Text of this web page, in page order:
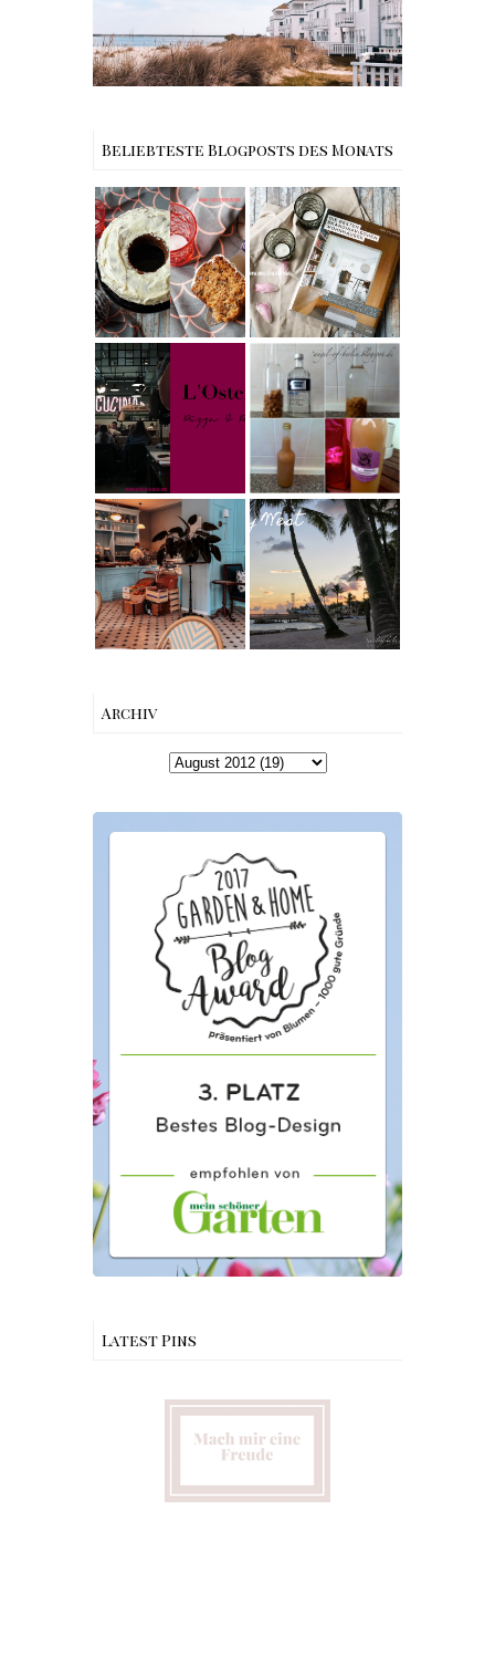
Beliebteste Blogposts des Monats
Rezept |
Weltbester
Carrot Cake
mit Cream
Cheese
Frosting nach
Cynthia
Barcomi –
einfach &
saftig
Buchtipps - Die
besten
Skandinavische
n Wohnhäuser |
The Nina
Edition
My Berlin -
L'Osteria | The
Nina Edition
Rezept |
Karamell-
Wodka selber
machen –
einfaches
Rezept &
Geschenkidee
Berlin | Café
L’Berg –
Französischer
Charme mitten
in Berlin-
Wilmersdorf
Reisen - Florida
Roadtrip Part II:
Miami South
Beach bis Key
West | The Nina
Edition
Archiv
Latest Pins